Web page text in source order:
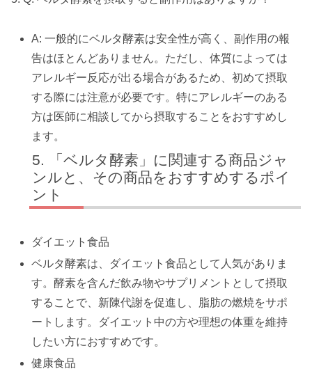
A: 一般的にベルタ酵素は安全性が高く、副作用の報
告はほとんどありません。ただし、体質によっては
アレルギー反応が出る場合があるため、初めて摂取
する際には注意が必要です。特にアレルギーのある
方は医師に相談してから摂取することをおすすめし
ます。
「ベルタ酵素」に関連する商品ジャ
ンルと、その商品をおすすめするポイ
ント
ダイエット食品
ベルタ酵素は、ダイエット食品として人気がありま
す。酵素を含んだ飲み物やサプリメントとして摂取
することで、新陳代謝を促進し、脂肪の燃焼をサポ
ートします。ダイエット中の方や理想の体重を維持
したい方におすすめです。
健康食品